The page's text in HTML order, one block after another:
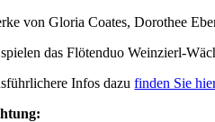
von Gloria Coates, Dorothee
das Flötenduo Weinzierl-
Infos dazufinden Sie